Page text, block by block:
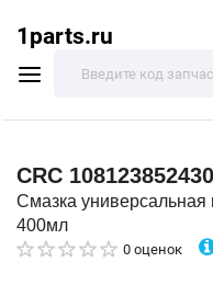
1parts.ru
CRC 108123852430
Смазка универсальная
400мл
0 оценок